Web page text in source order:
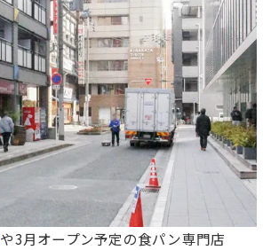
や3月オープン予定の食パン専門店